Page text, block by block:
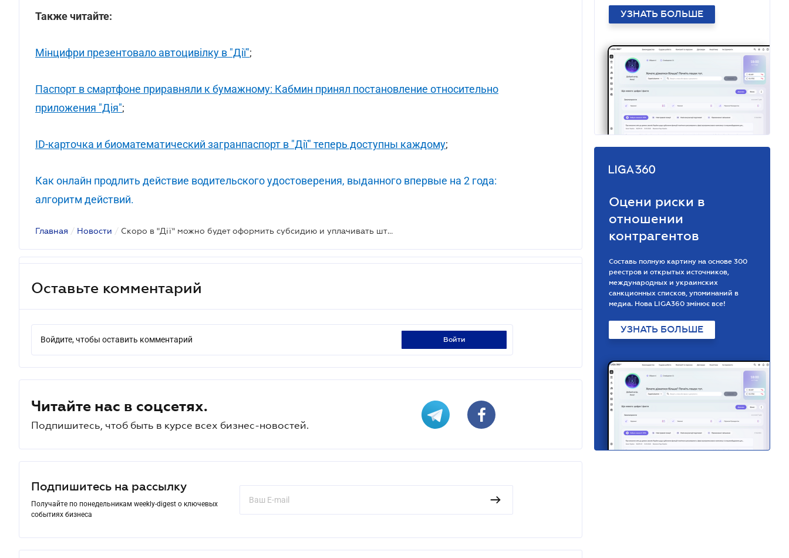
Также читайте:
Мінцифри презентовало автоцивілку в "Дії";
Паспорт в смартфоне приравняли к бумажному: Кабмин принял постановление относительно
приложения "Дія";
ID-карточка и биоматематический загранпаспорт в "Дії" теперь доступны каждому;
Как онлайн продлить действие водительского удостоверения, выданного впервые на 2 года:
алгоритм действий.
Главная / Новости / Скоро в "Дії" можно будет оформить субсидию и уплачивать штрафы
Оставьте комментарий
Войдите, чтобы оставить комментарий войти
Читайте нас в соцсетях.
Подпишитесь, чтоб быть в курсе всех бизнес-новостей.
Подпишитесь на рассылку
Получайте по понедельникам weekly-digest о ключевых
событиях бизнеса
УЗНАТЬ БОЛЬШЕ
Оцени риски в
отношении
контрагентов
Составь полную картину на основе 300
реестров и открытых источников,
международных и украинских
санкционных списков, упоминаний в
медиа. Нова LIGA360 змінює все!
УЗНАТЬ БОЛЬШЕ